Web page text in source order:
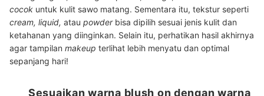
cocok untuk kulit sawo matang. Sementara itu, tekstur seperti
cream, liquid, atau powder bisa dipilih sesuai jenis kulit dan
ketahanan yang diinginkan. Selain itu, perhatikan hasil akhirnya
agar tampilan makeup terlihat lebih menyatu dan optimal
sepanjang hari!
Sesuaikan warna blush on dengan warna